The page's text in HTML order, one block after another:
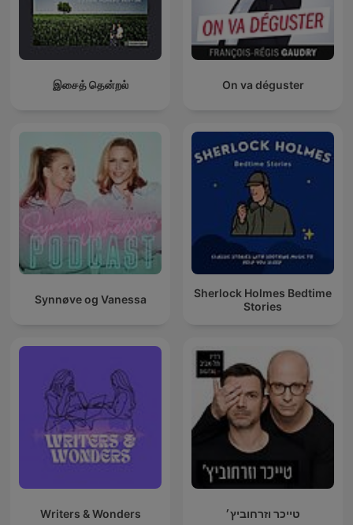
இசைத் தென்றல் On va déguster
Synnøve og Vanessa
Sherlock Holmes Bedtime
Stories
Writers & Wonders טייכר וזרחוביץ׳